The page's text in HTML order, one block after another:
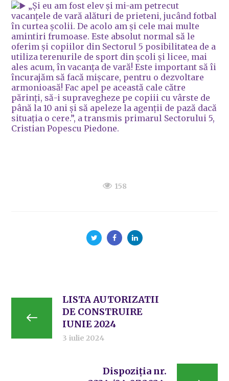
„Și eu am fost elev și mi-am petrecut
vacanțele de vară alături de prieteni, jucând fotbal
în curtea școlii. De acolo am și cele mai multe
amintiri frumoase. Este absolut normal să le
oferim și copiilor din Sectorul 5 posibilitatea de a
utiliza terenurile de sport din școli și licee, mai
ales acum, în vacanța de vară! Este important să îi
încurajăm să facă mișcare, pentru o dezvoltare
armonioasă! Fac apel pe această cale către
părinți, să-i supravegheze pe copiii cu vârste de
până la 10 ani și să apeleze la agenții de pază dacă
situația o cere.”, a transmis primarul Sectorului 5,
Cristian Popescu Piedone.
158
LISTA AUTORIZATII
DE CONSTRUIRE
IUNIE 2024
3 iulie 2024
Dispoziția nr.